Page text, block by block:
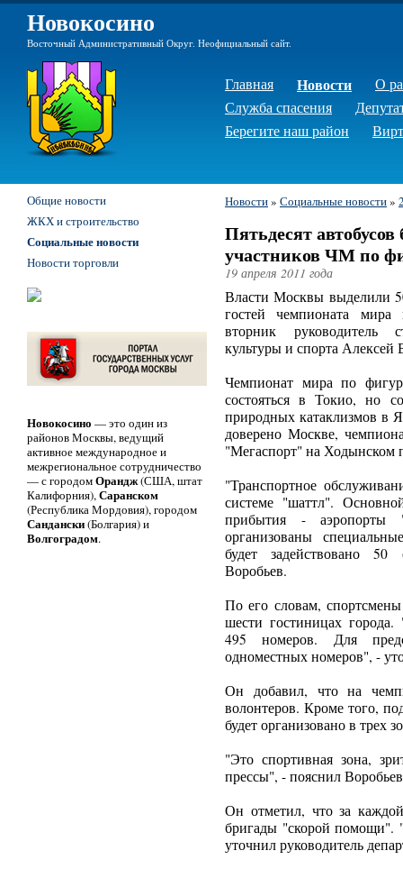
Новокосино
Восточный Административный Округ. Неофициальный сайт.
Главная Новости
О
Служба спасения
Берегите наш район
Новости» Социальные новости»
Пятьдесят автобусов
участников ЧМ по
19 апреля 2011 года
Власти Москвы выделили
гостей чемпионата
вторник руководитель
культуры и спорта Алексей
Чемпионат мира по
состояться в Токио, но
природных катаклизмов в
доверено Москве,
"Мегаспорт" на Ходынском
"Транспортное
системе "шаттл".
прибытия - аэропорты
организованы
будет задействовано 50
Воробьев.
По его словам,
шести гостиницах города.
495 номеров. Для
одноместных номеров", -
Он добавил, что на
волонтеров. Кроме того,
будет организовано в трех
"Это спортивная зона,
прессы", - пояснил
Он отметил, что за
бригады "скорой помощи".
уточнил руководитель
Общие новости
ЖКХ и строительство
Социальные новости
Новости торговли
Новокосино — это один из
районов Москвы, ведущий
активное международное и
межрегиональное сотрудничество
— с городомОрандж(США, штат
Калифорния),Саранском
(Республика Мордовия), городом
Сандански(Болгария) и
Волгоградом.